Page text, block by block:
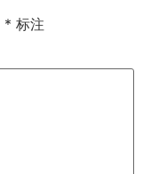
* 标注